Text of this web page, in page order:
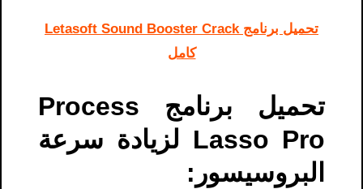
تحميل برنامج Letasoft Sound Booster Crack
كامل
تحميل برنامج Process
Lasso Pro لزيادة سرعة
البروسيسور: